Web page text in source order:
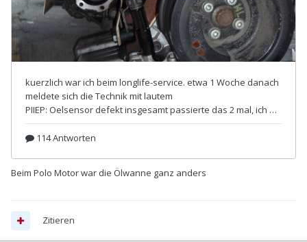
Beim Polo Motor war die Ölwanne ganz anders
Zitieren